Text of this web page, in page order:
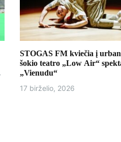
STOGAS FM kviečia į
šokio teatro „Low Air“
„Vienudu“
17 birželio, 2026